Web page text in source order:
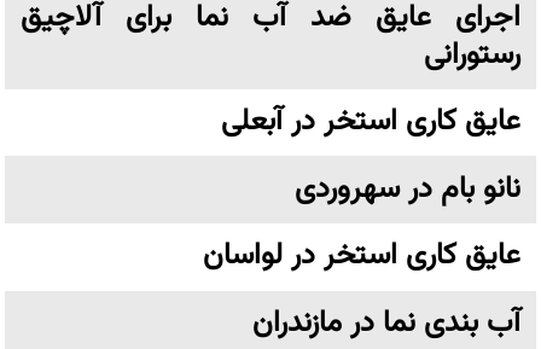
اجرای عایق ضد آب نما برای آلاچیق
رستورانی
عایق کاری استخر در آبعلی
نانو بام در سهروردی
عایق کاری استخر در لواسان
آب بندی نما در مازندران